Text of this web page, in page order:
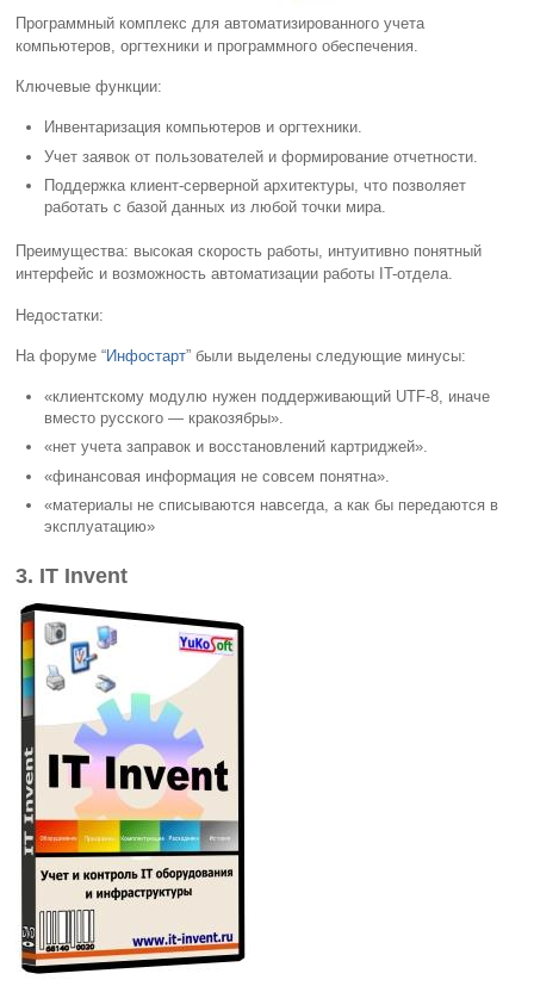
Программный комплекс для автоматизированного учета
компьютеров, оргтехники и программного обеспечения.
Ключевые функции:
Инвентаризация компьютеров и оргтехники.
Учет заявок от пользователей и формирование отчетности.
Поддержка клиент-серверной архитектуры, что позволяет
работать с базой данных из любой точки мира.
Преимущества: высокая скорость работы, интуитивно понятный
интерфейс и возможность автоматизации работы IT-отдела.
Недостатки:
На форуме “Инфостарт” были выделены следующие минусы:
«клиентскому модулю нужен поддерживающий UTF-8, иначе
вместо русского — кракозябры».
«нет учета заправок и восстановлений картриджей».
«финансовая информация не совсем понятна».
«материалы не списываются навсегда, а как бы передаются в
эксплуатацию»
3. IT Invent